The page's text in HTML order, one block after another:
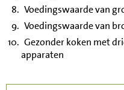
Voedingswaarde van
Voedingswaarde van
Gezonder koken met
apparaten